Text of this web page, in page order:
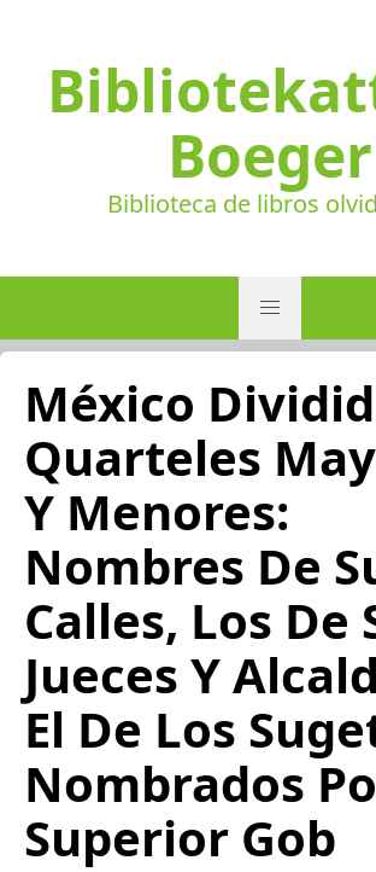
Boeger
Biblioteca de libros
México
Quarteles
Y Menores:
Nombres De
Calles, Los De
Jueces Y
El De Los
Nombrados
Superior Gob